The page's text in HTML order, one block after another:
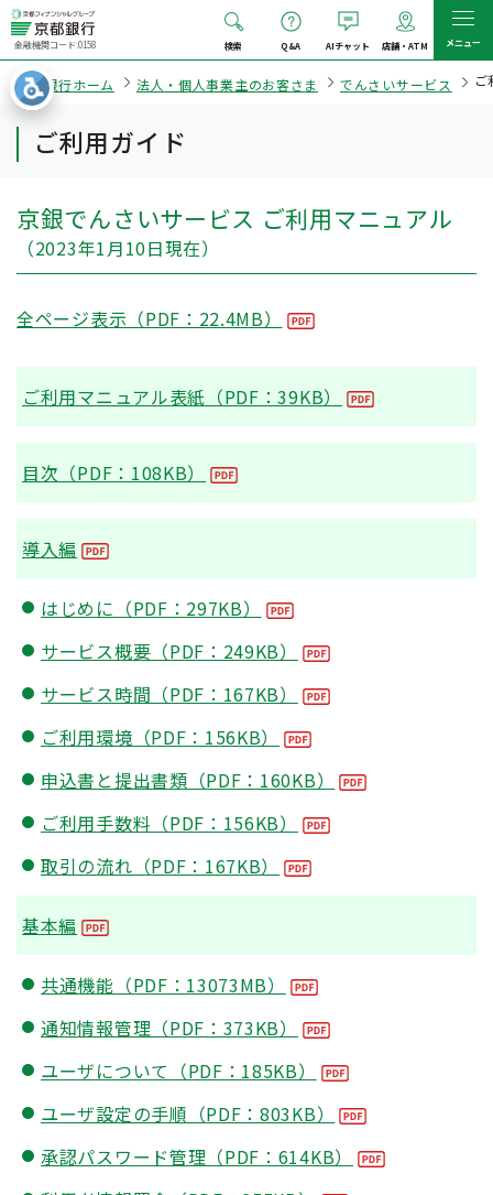
金融機関コード:0158 検索 Q&A AIチャット 店舗・ATM メニュー
京都銀行ホーム 法人・個人事業主のお客さま でんさいサービス
ご利用ガイド
京銀でんさいサービス ご利用マニュアル
（2023年1月10日現在）
全ページ表示（PDF：22.4MB）
ご利用マニュアル表紙（PDF：39KB）
目次（PDF：108KB）
導入編
はじめに（PDF：297KB）
サービス概要（PDF：249KB）
サービス時間（PDF：167KB）
ご利用環境（PDF：156KB）
申込書と提出書類（PDF：160KB）
ご利用手数料（PDF：156KB）
取引の流れ（PDF：167KB）
基本編
共通機能（PDF：13073MB）
通知情報管理（PDF：373KB）
ユーザについて（PDF：185KB）
ユーザ設定の手順（PDF：803KB）
承認パスワード管理（PDF：614KB）